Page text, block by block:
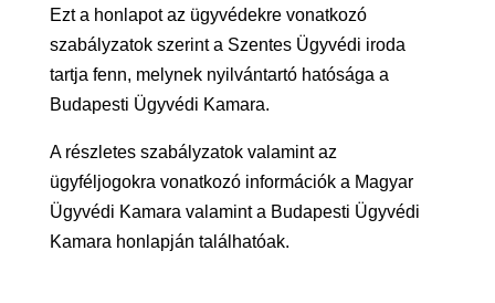
Ezt a honlapot az ügyvédekre vonatkozó
szabályzatok szerint a Szentes Ügyvédi iroda
tartja fenn, melynek nyilvántartó hatósága a
Budapesti Ügyvédi Kamara.
A részletes szabályzatok valamint az
ügyféljogokra vonatkozó információk a Magyar
Ügyvédi Kamara valamint a Budapesti Ügyvédi
Kamara honlapján találhatóak.